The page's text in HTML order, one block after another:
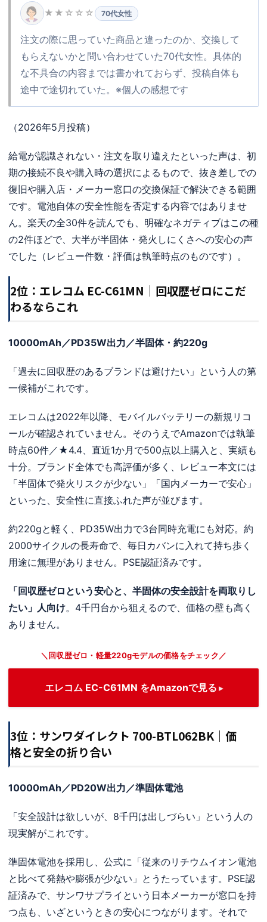
★★☆☆☆ 70代女性
注文の際に思っていた商品と違ったのか、交換して
もらえないかと問い合わせていた70代女性。具体的
な不具合の内容までは書かれておらず、投稿自体も
途中で途切れていた。※個人の感想です
（2026年5月投稿）
給電が認識されない・注文を取り違えたといった声は、初
期の接続不良や購入時の選択によるもので、抜き差しでの
復旧や購入店・メーカー窓口の交換保証で解決できる範囲
です。電池自体の安全性能を否定する内容ではありませ
ん。楽天の全30件を読んでも、明確なネガティブはこの種
の2件ほどで、大半が半固体・発火しにくさへの安心の声
でした（レビュー件数・評価は執筆時点のものです）。
2位：エレコム EC-C61MN｜回収歴ゼロにこだ
わるならこれ
10000mAh／PD35W出力／半固体・約220g
「過去に回収歴のあるブランドは避けたい」という人の第
一候補がこれです。
エレコムは2022年以降、モバイルバッテリーの新規リコ
ールが確認されていません。そのうえでAmazonでは執筆
時点60件／★4.4、直近1か月で500点以上購入と、実績も
十分。ブランド全体でも高評価が多く、レビュー本文には
「半固体で発火リスクが少ない」「国内メーカーで安心」
といった、安全性に直接ふれた声が並びます。
約220gと軽く、PD35W出力で3台同時充電にも対応。約
2000サイクルの長寿命で、毎日カバンに入れて持ち歩く
用途に無理がありません。PSE認証済みです。
「回収歴ゼロという安心と、半固体の安全設計を両取りし
たい」人向け。4千円台から狙えるので、価格の壁も高く
ありません。
＼回収歴ゼロ・軽量220gモデルの価格をチェック／
エレコム EC-C61MN をAmazonで見る
3位：サンワダイレクト 700-BTL062BK｜価
格と安全の折り合い
10000mAh／PD20W出力／準固体電池
「安全設計は欲しいが、8千円は出しづらい」という人の
現実解がこれです。
準固体電池を採用し、公式に「従来のリチウムイオン電池
と比べて発熱や膨張が少ない」とうたっています。PSE認
証済みで、サンワサプライという日本メーカーが窓口を持
つ点も、いざというときの安心につながります。それで